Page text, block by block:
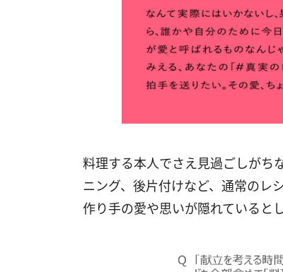
料理する本人でさえ見過ごしがち
ニング、後片付けなど、通常のレ
作り手の愛や思いが隠れていると